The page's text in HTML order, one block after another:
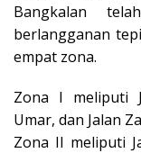
Bangkalan
berlangganan
empat zona.
Zona I meliputi
Umar, dan Jalan
Zona II meliputi